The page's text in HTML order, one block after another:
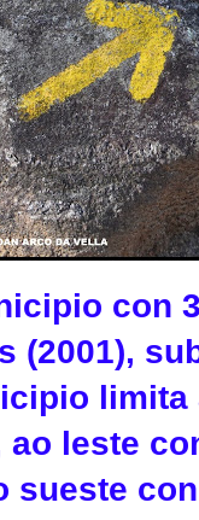
con
(2001),
ao leste
sueste